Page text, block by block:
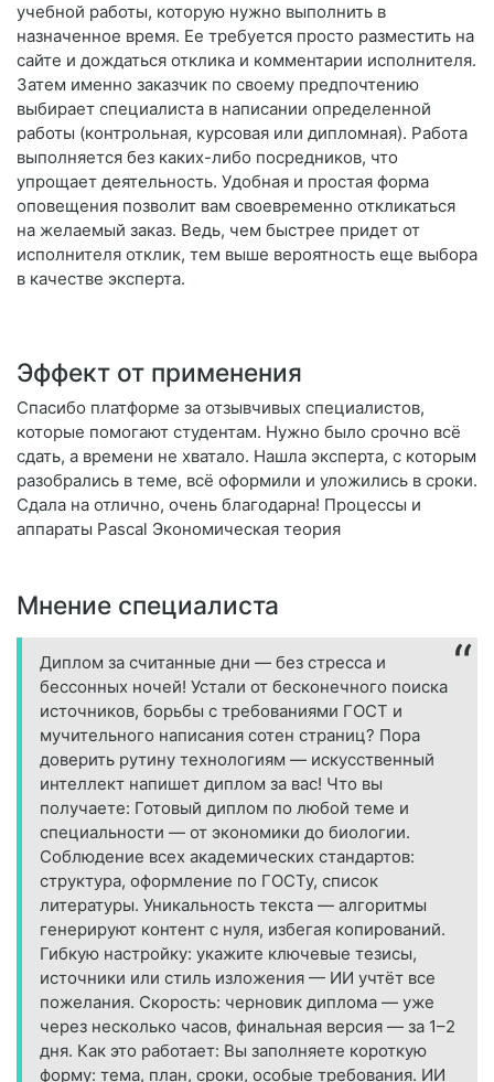
учебной работы, которую нужно выполнить в
назначенное время. Ее требуется просто разместить на
сайте и дождаться отклика и комментарии исполнителя.
Затем именно заказчик по своему предпочтению
выбирает специалиста в написании определенной
работы (контрольная, курсовая или дипломная). Работа
выполняется без каких-либо посредников, что
упрощает деятельность. Удобная и простая форма
оповещения позволит вам своевременно откликаться
на желаемый заказ. Ведь, чем быстрее придет от
исполнителя отклик, тем выше вероятность еще выбора
в качестве эксперта.
Эффект от применения
Спасибо платформе за отзывчивых специалистов,
которые помогают студентам. Нужно было срочно всё
сдать, а времени не хватало. Нашла эксперта, с которым
разобрались в теме, всё оформили и уложились в сроки.
Сдала на отлично, очень благодарна! Процессы и
аппараты Pascal Экономическая теория
Мнение специалиста
Диплом за считанные дни — без стресса и
бессонных ночей! Устали от бесконечного поиска
источников, борьбы с требованиями ГОСТ и
мучительного написания сотен страниц? Пора
доверить рутину технологиям — искусственный
интеллект напишет диплом за вас! Что вы
получаете: Готовый диплом по любой теме и
специальности — от экономики до биологии.
Соблюдение всех академических стандартов:
структура, оформление по ГОСТу, список
литературы. Уникальность текста — алгоритмы
генерируют контент с нуля, избегая копирований.
Гибкую настройку: укажите ключевые тезисы,
источники или стиль изложения — ИИ учтёт все
пожелания. Скорость: черновик диплома — уже
через несколько часов, финальная версия — за 1–2
дня. Как это работает: Вы заполняете короткую
форму: тема, план, сроки, особые требования. ИИ